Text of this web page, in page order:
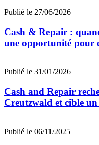
Publié le 27/06/2026
Cash & Repair :
une opportunité pour
Publié le 31/01/2026
Cash and Repair
Creutzwald et cible
Publié le 06/11/2025